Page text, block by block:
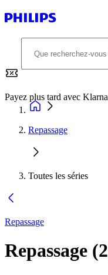
Payez plus tard avec Klarna
Repassage
Toutes les séries
Repassage
Repassage (2